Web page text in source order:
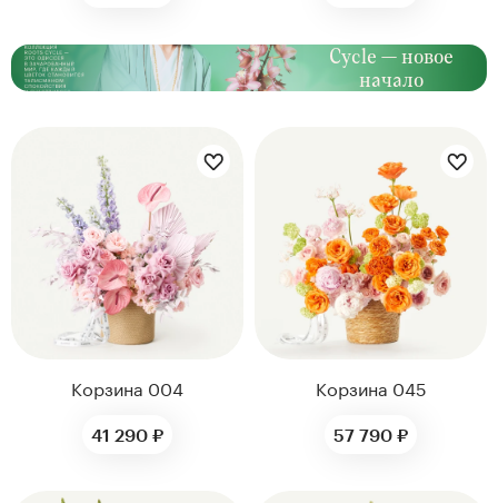
Cycle — новое
начало
Цветы букета:
Корзина 004
41 290 ₽
Корзина 045
57 790 ₽